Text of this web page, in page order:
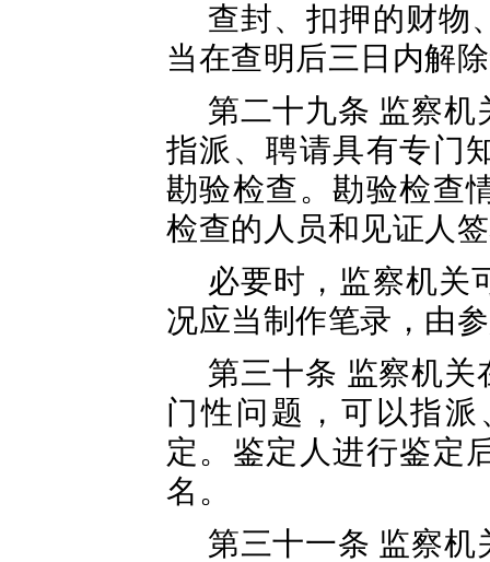
查封、扣押的财物
当在查明后三日内解
第二十九条 监察
指派、聘请具有专门
勘验检查。勘验检查
检查的人员和见证人
必要时，监察机关
况应当制作笔录，由
第三十条 监察机
门性问题，可以指
定。鉴定人进行鉴定
名。
第三十一条 监察